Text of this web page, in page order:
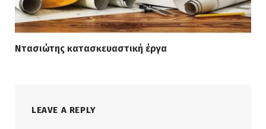
Ντασιώτης κατασκευαστική έργα
LEAVE A REPLY